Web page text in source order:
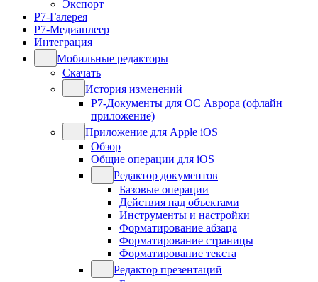
Экспорт
Р7-Галерея
Р7-Медиаплеер
Интеграция
Мобильные редакторы
Скачать
История изменений
Р7-Документы для ОС Аврора (офлайн
приложение)
Приложение для Apple iOS
Обзор
Общие операции для iOS
Редактор документов
Базовые операции
Действия над объектами
Инструменты и настройки
Форматирование абзаца
Форматирование страницы
Форматирование текста
Редактор презентаций